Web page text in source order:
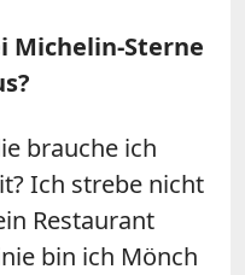
Michelin-Sterne
brauche ich
Ich strebe nicht
Restaurant
bin ich Mönch